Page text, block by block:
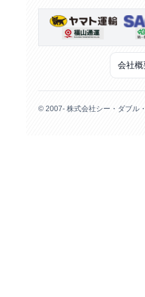
会社概
© 2007- 株式会社シー・ダブル